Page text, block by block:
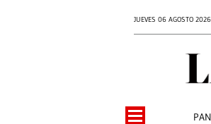
JUEVES 06 AGOSTO 2026